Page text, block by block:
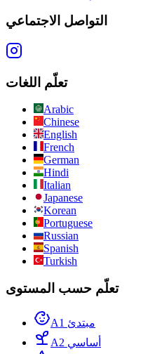
التواصل الاجتماعي
تعلّم اللغات
Arabic
Chinese
English
French
German
Hindi
Italian
Japanese
Korean
Portuguese
Russian
Spanish
Turkish
تعلّم حسب المستوى
A1 مبتدئ
A2 أساسي